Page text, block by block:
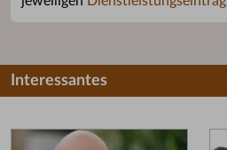
Interessantes